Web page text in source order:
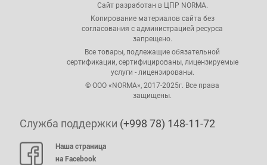
Сайт разработан в ЦПР NORMA.
Копирование материалов сайта без
согласования с администрацией ресурса
запрещено.
Все товары, подлежащие обязательной
сертификации, сертифицированы, лицензируемые
услуги - лицензированы.
© ООО «NORMA», 2017-2025г. Все права
защищены.
Служба поддержки (+998 78) 148-11-72
Наша страница
на Facebook